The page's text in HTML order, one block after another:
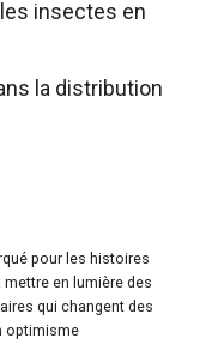
insectes en
la distribution
pour les histoires
en lumière des
qui changent des
optimisme